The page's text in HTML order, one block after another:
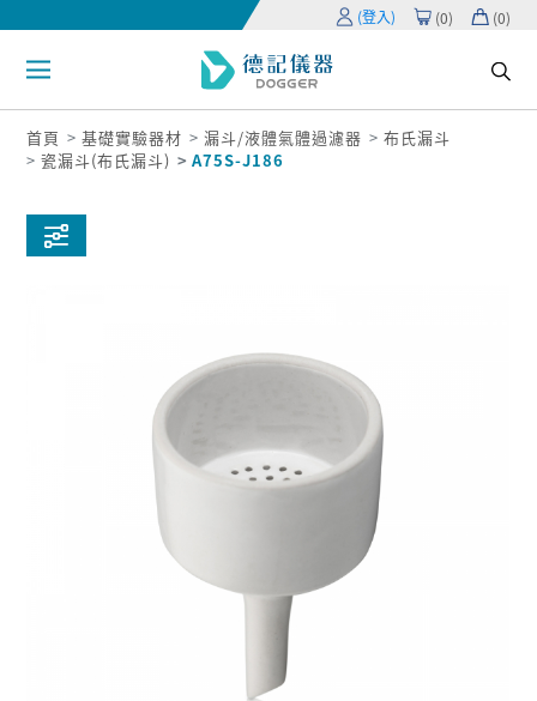
(登入) (0) (0)
首頁 基礎實驗器材 漏斗/液體氣體過濾器
布氏漏斗
瓷漏斗(布氏漏斗)
A75S-J186